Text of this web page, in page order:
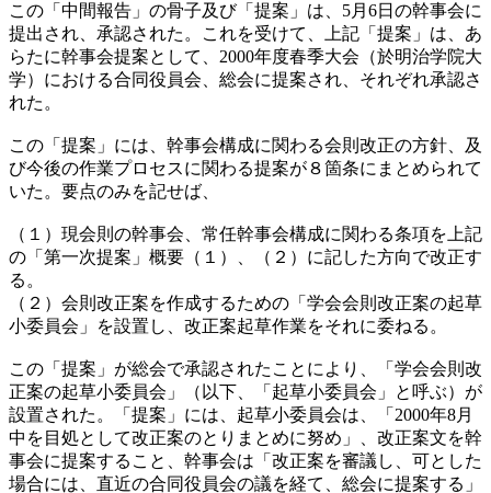
この「中間報告」の骨子及び「提案」は、5月6日の幹事会に
提出され、承認された。これを受けて、上記「提案」は、あ
らたに幹事会提案として、2000年度春季大会（於明治学院大
学）における合同役員会、総会に提案され、それぞれ承認さ
れた。
この「提案」には、幹事会構成に関わる会則改正の方針、及
び今後の作業プロセスに関わる提案が８箇条にまとめられて
いた。要点のみを記せば、
（１）現会則の幹事会、常任幹事会構成に関わる条項を上記
の「第一次提案」概要（１）、（２）に記した方向で改正す
る。
（２）会則改正案を作成するための「学会会則改正案の起草
小委員会」を設置し、改正案起草作業をそれに委ねる。
この「提案」が総会で承認されたことにより、「学会会則改
正案の起草小委員会」（以下、「起草小委員会」と呼ぶ）が
設置された。「提案」には、起草小委員会は、「2000年8月
中を目処として改正案のとりまとめに努め」、改正案文を幹
事会に提案すること、幹事会は「改正案を審議し、可とした
場合には、直近の合同役員会の議を経て、総会に提案する」